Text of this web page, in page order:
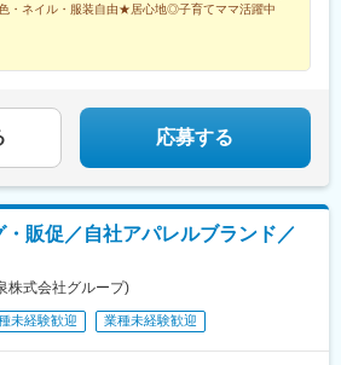
・ネイル・服装自由★居心地◎子育てママ活躍中
応募する
販促／自社アパレルブランド／
株式会社グループ)
未経験歓迎 業種未経験歓迎